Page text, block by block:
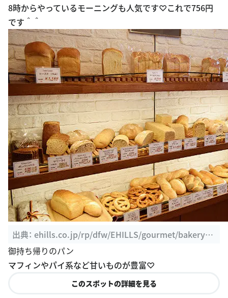
8時からやっているモーニングも人気です♡これで756円
です＾＾
出典： ehills.co.jp/rp/dfw/EHILLS/gourmet/bakery/0
8/index.php
御持ち帰りのパン
マフィンやパイ系など甘いものが豊富♡
このスポットの詳細を見る